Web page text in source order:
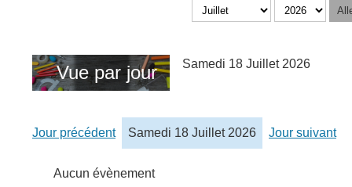
Vue par jour Samedi 18 Juillet 2026
Jour précédent Samedi 18 Juillet 2026 Jour suivant
Aucun évènement